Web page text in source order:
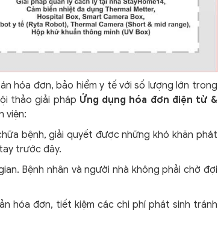
hóa đơn, bảo hiểm y tế với số lượng lớn trong
thảo giải pháp Ứng dụng hóa đơn điện tử &
viện:
bệnh, giải quyết được những khó khăn phát
trước đây.
Bệnh nhân và người nhà không phải chờ đợi
hóa đơn, tiết kiệm các chi phí phát sinh tránh